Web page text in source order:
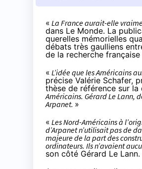
« La France aurait-elle
dans Le Monde. La
querelles mémorielles
débats très gaulliens
de la recherche
« L’idée que les Américains
précise Valérie Schafer,
thèse de référence sur
Américains. Gérard Le Lann,
Arpanet. »
« Les Nord-Américains à
d’Arpanet n’utilisait pas de
majeure de la part des
ordinateurs. Ils n’avaient
son côté Gérard Le Lann.